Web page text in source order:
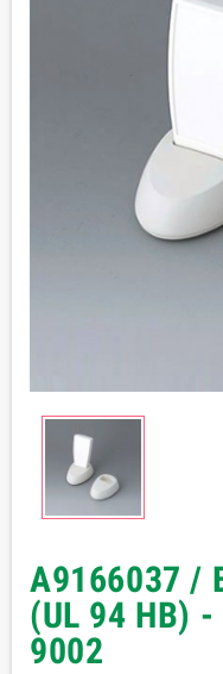
A9166037 /
(UL 94 HB) -
9002